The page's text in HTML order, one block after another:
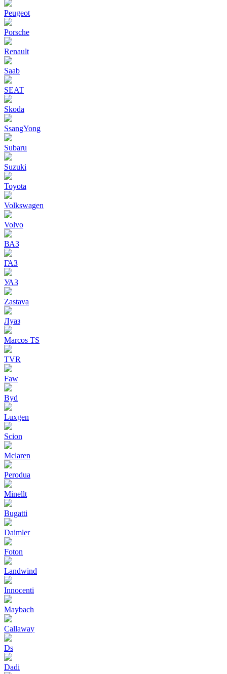
Peugeot
Porsche
Renault
Saab
SEAT
Skoda
SsangYong
Subaru
Suzuki
Toyota
Volkswagen
Volvo
ВАЗ
ГАЗ
УАЗ
Zastava
Луаз
Marcos TS
TVR
Faw
Byd
Luxgen
Scion
Mclaren
Perodua
Minellt
Bugatti
Daimler
Foton
Landwind
Innocenti
Maybach
Callaway
Ds
Dadi